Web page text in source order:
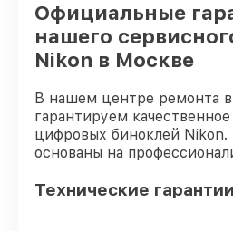
Официальные
нашего
Nikon в Москве
В нашем центре ремонта
гарантируем
цифровых биноклей
основаны на
Технические